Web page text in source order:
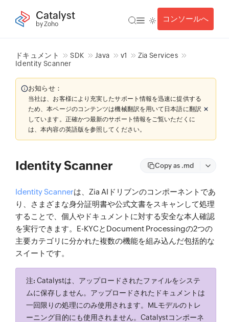
Catalyst
by Zoho
コンソールへ
ドキュメント SDK Java v1
Zia Services
Identity Scanner
お知らせ：
当社は、お客様により充実したサポート情報を迅速に提供する
ため、本ページのコンテンツは機械翻訳を用いて日本語に翻訳
しています。正確かつ最新のサポート情報をご覧いただくに
は、本内容の英語版を参照してください。
Identity Scanner Copy as .md
Identity Scannerは、Zia AIドリブンのコンポーネントであ
り、さまざまな身分証明書や公式文書をスキャンして処理
することで、個人やドキュメントに対する安全な本人確認
を実行できます。E-KYCとDocument Processingの2つの
主要カテゴリに分かれた複数の機能を組み込んだ包括的な
スイートです。
注: Catalystは、アップロードされたファイルをシステ
ムに保存しません。アップロードされたドキュメントは
一回限りの処理にのみ使用されます。MLモデルのトレ
ーニング目的にも使用されません。Catalystコンポーネ